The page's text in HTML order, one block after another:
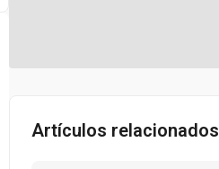
Artículos relacionados